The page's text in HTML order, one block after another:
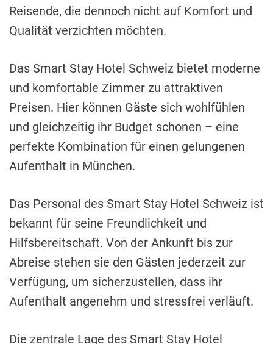
Reisende, die dennoch nicht auf Komfort und
Qualität verzichten möchten.
Das Smart Stay Hotel Schweiz bietet moderne
und komfortable Zimmer zu attraktiven
Preisen. Hier können Gäste sich wohlfühlen
und gleichzeitig ihr Budget schonen – eine
perfekte Kombination für einen gelungenen
Aufenthalt in München.
Das Personal des Smart Stay Hotel Schweiz ist
bekannt für seine Freundlichkeit und
Hilfsbereitschaft. Von der Ankunft bis zur
Abreise stehen sie den Gästen jederzeit zur
Verfügung, um sicherzustellen, dass ihr
Aufenthalt angenehm und stressfrei verläuft.
Die zentrale Lage des Smart Stay Hotel